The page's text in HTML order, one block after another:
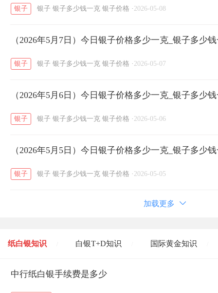
银子 银子 银子多少钱一克 银子价格 · 2026-05-08
（2026年5月7日）今日银子价格多少一克_银子多少
银子 银子 银子多少钱一克 银子价格 · 2026-05-07
（2026年5月6日）今日银子价格多少一克_银子多少
银子 银子 银子多少钱一克 银子价格 · 2026-05-06
（2026年5月5日）今日银子价格多少一克_银子多少
银子 银子 银子多少钱一克 银子价格 · 2026-05-05
加载更多
纸白银知识 白银T+D知识 国际黄金知识
黄金T+D知识 / 粤贵银知识
中行纸白银手续费是多少